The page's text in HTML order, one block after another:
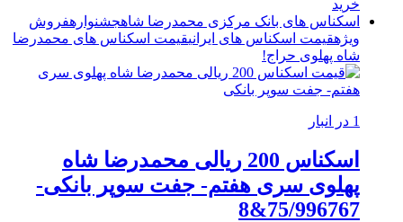
خرید
اسکناس های بانک مرکزی محمدرضا شاهجشنوارهفروش
ویژهقیمت اسکناس های ایرانیقیمت اسکناس های محمدرضا
شاه پهلوی حراج!
1 در انبار
اسکناس 200 ریالی محمدرضا شاه
پهلوی سری هفتم- جفت سوپر بانکی-
75/996767&8